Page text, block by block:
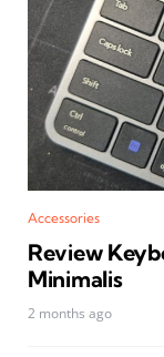
Accessories
Review
Minimalis
2 months ago